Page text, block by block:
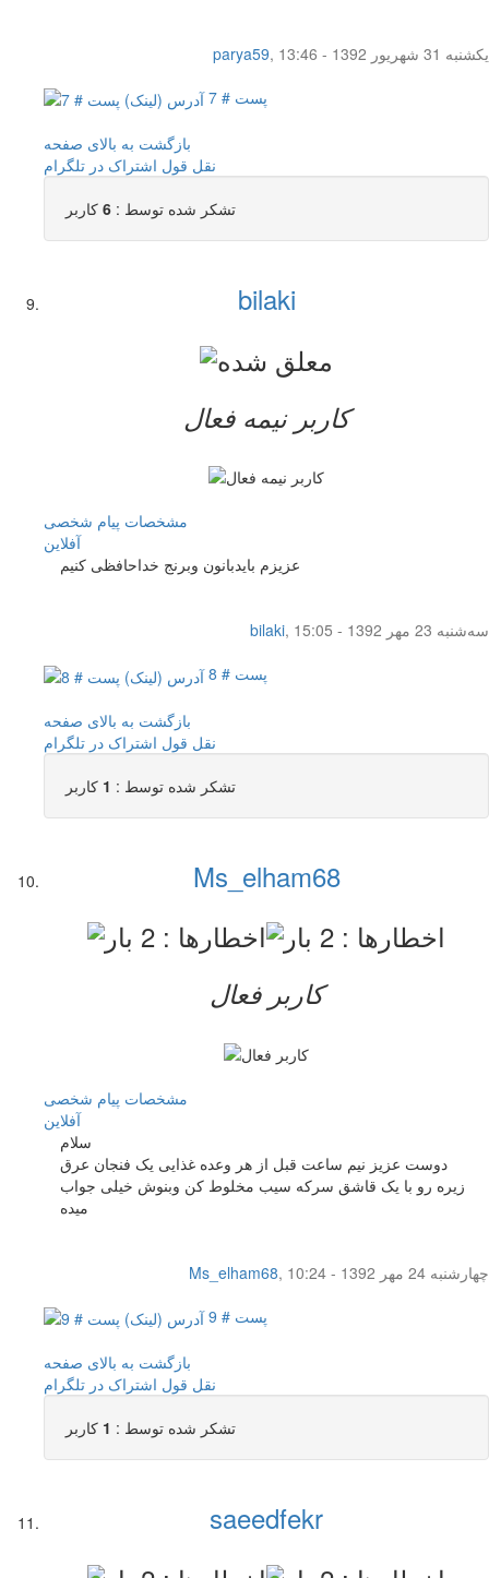
parya59,
یکشنبه 31 شهریور 1392 - 13:46
پست # 7
بازگشت به بالای صفحه
نقل قول اشتراک در تلگرام
تشکر شده توسط : 6 کاربر
bilaki
کاربر نيمه فعال
مشخصات پیام شخصی
آفلاين
عزیزم بایدبانون وبرنج خداحافظی کنیم
bilaki,
سه‌شنبه 23 مهر 1392 - 15:05
پست # 8
بازگشت به بالای صفحه
نقل قول اشتراک در تلگرام
تشکر شده توسط : 1 کاربر
Ms_elham68
کاربر فعال
مشخصات پیام شخصی
آفلاين
سلام
دوست عزیز نیم ساعت قبل از هر وعده غذایی یک فنجان عرق
زیره رو با یک قاشق سرکه سیب مخلوط کن وبنوش خیلی جواب
میده
Ms_elham68,
چهار‌شنبه 24 مهر 1392 - 10:24
پست # 9
بازگشت به بالای صفحه
نقل قول اشتراک در تلگرام
تشکر شده توسط : 1 کاربر
saeedfekr